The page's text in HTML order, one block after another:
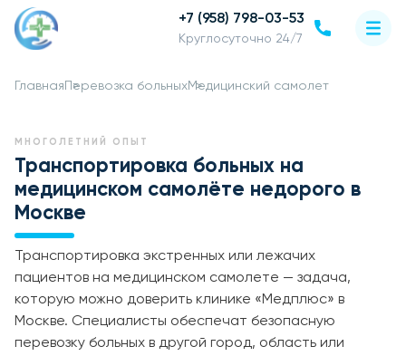
+7 (958) 798-03-53
Круглосуточно 24/7
Главная Перевозка больныхМедицинский самолет
МНОГОЛЕТНИЙ ОПЫТ
Транспортировка больных на
медицинском самолёте недорого в
Москве
Транспортировка экстренных или лежачих
пациентов на медицинском самолете — задача,
которую можно доверить клинике «Медплюс» в
Москве. Специалисты обеспечат безопасную
перевозку больных в другой город, область или